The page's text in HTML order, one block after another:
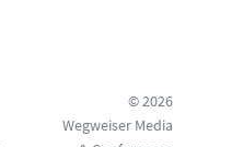
© 2026
Wegweiser Media